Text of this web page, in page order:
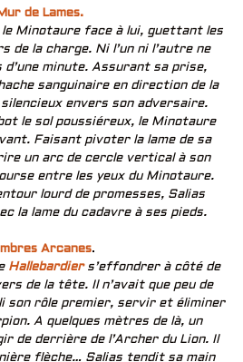
de Lames.
Minotaure face à lui, guettant les
de la charge. Ni l’un ni l’autre ne
d’une minute. Assurant sa prise,
sanguinaire en direction de la
envers son adversaire.
le sol poussiéreux, le Minotaure
Faisant pivoter la lame de sa
un arc de cercle vertical à son
entre les yeux du Minotaure.
lourd de promesses, Salias
la lame du cadavre à ses pieds.
Arcanes.
Hallebardiers’effondrer à côté de
de la tête. Il n’avait que peu de
son rôle premier, servir et éliminer
A quelques mètres de là, un
de derrière de l’Archer du Lion. Il
flèche… Salias tendit sa main